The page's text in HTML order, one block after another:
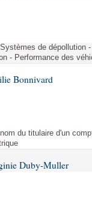
de dépollution
- Performance des
Bonnivard
du titulaire d'un
Duby-Muller